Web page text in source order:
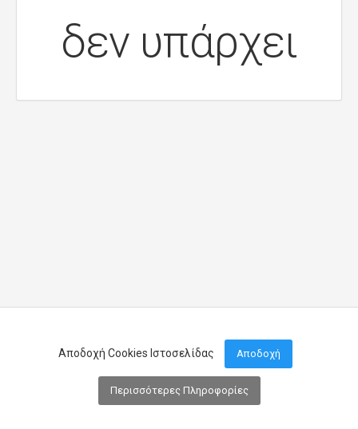
Αποδοχή Cookies Ιστοσελίδας Αποδοχή
Περισσότερες Πληροφορίες
δεν υπάρχει
Μενού